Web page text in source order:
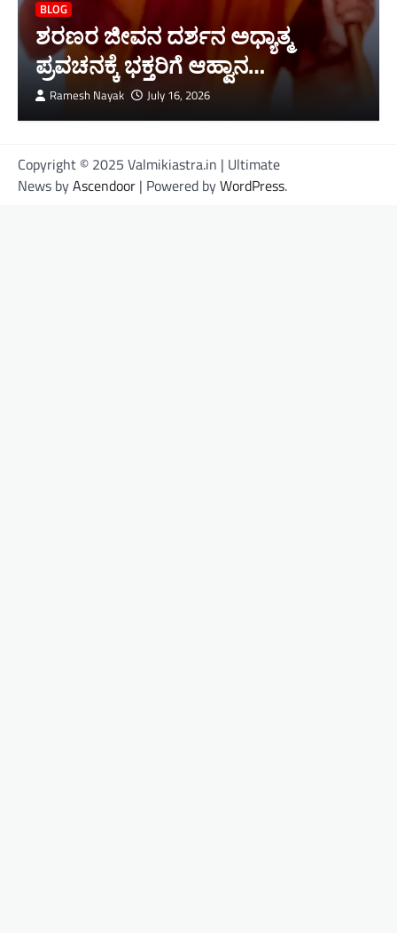
BLOG
ಶರಣರ ಜೀವನ ದರ್ಶನ ಅಧ್ಯಾತ್ಮ
ಪ್ರವಚನಕ್ಕೆ ಭಕ್ತರಿಗೆ ಆಹ್ವಾನ…
Ramesh Nayak July 16, 2026
Copyright © 2025 Valmikiastra.in | Ultimate
News byAscendoor | Powered byWordPress.